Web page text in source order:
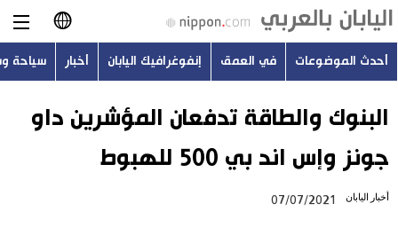
日本語
English
简体字
أحدث الموضوعات
أحدث الموضوعات في العمق إنفوغرافيك اليابان أخبار سياحة
البنوك والطاقة تدفعان المؤشرين داو
جونز وإس اند بي 500 للهبوط
أخبار اليابان 07/07/2021